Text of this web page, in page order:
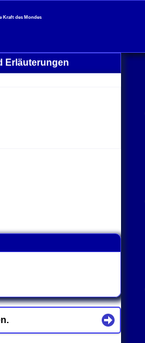
Kraft des Mondes
Erläuterungen